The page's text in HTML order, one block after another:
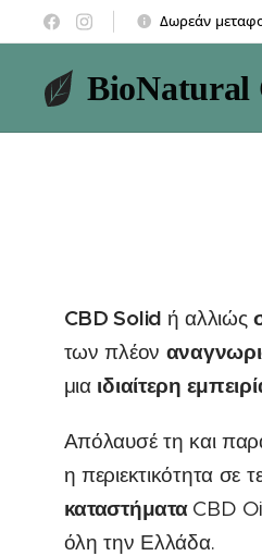
Δωρεάν
BioNatural
CBD Solid ή αλλιώς
των πλέον
μια ιδιαίτερη
Απόλαυσέ τη και
η περιεκτικότητα σε
καταστήματα CBD
όλη την Ελλάδα.